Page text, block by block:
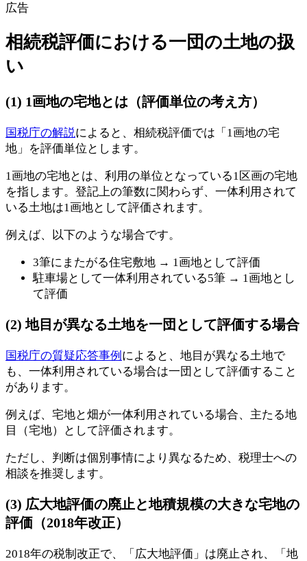
広告
相続税評価における一団の土地の扱
い
(1) 1画地の宅地とは（評価単位の考え方）
国税庁の解説によると、相続税評価では「1画地の宅
地」を評価単位とします。
1画地の宅地とは、利用の単位となっている1区画の宅地
を指します。登記上の筆数に関わらず、一体利用されて
いる土地は1画地として評価されます。
例えば、以下のような場合です。
3筆にまたがる住宅敷地 → 1画地として評価
駐車場として一体利用されている5筆 → 1画地とし
て評価
(2) 地目が異なる土地を一団として評価する場合
国税庁の質疑応答事例 によると、地目が異なる土地で
も、一体利用されている場合は一団として評価すること
があります。
例えば、宅地と畑が一体利用されている場合、主たる地
目（宅地）として評価されます。
ただし、判断は個別事情により異なるため、税理士への
相談を推奨します。
(3) 広大地評価の廃止と地積規模の大きな宅地の
評価（2018年改正）
2018年の税制改正で、「広大地評価」は廃止され、「地